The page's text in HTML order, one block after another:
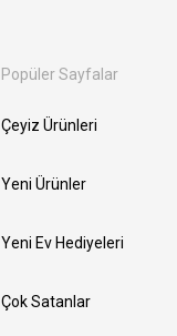
Popüler Sayfalar
Çeyiz Ürünleri
Yeni Ürünler
Yeni Ev Hediyeleri
Çok Satanlar